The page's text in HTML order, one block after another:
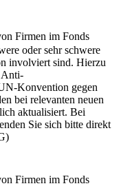
Firmen im Fonds
oder sehr schwere
involviert sind. Hierzu
Anti-
Konvention gegen
bei relevanten neuen
aktualisiert. Bei
Sie sich bitte direkt
Firmen im Fonds